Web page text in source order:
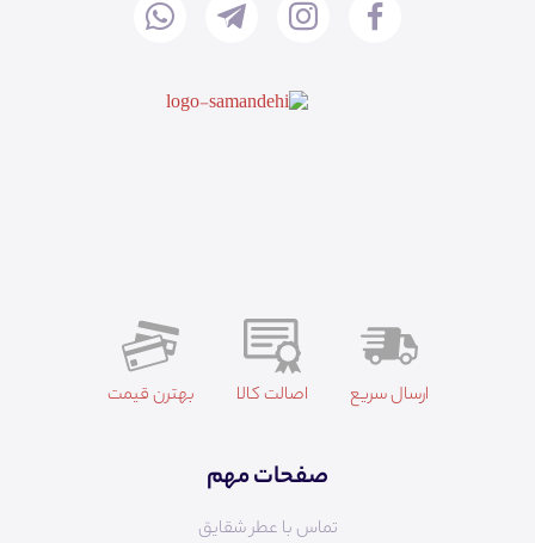
ارسال سریع اصالت کالا بهترن قیمت
صفحات مهم
تماس با عطر شقایق